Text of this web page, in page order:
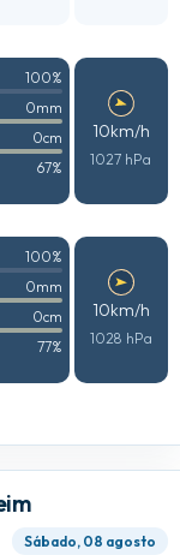
100%
0mm
0cm
67%
10km/h
1027 hPa
100%
0mm
0cm
77%
10km/h
1028 hPa
Sábado, 08 agosto